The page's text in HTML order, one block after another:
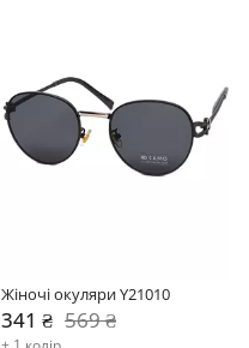
Жіночі окуляри Y21010
341 ₴ 569 ₴